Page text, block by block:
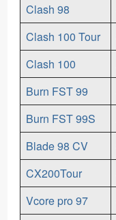
Clash 98
Clash 100 Tour
Clash 100
Burn FST 99
Burn FST 99S
Blade 98 CV
CX200Tour
Vcore pro 97